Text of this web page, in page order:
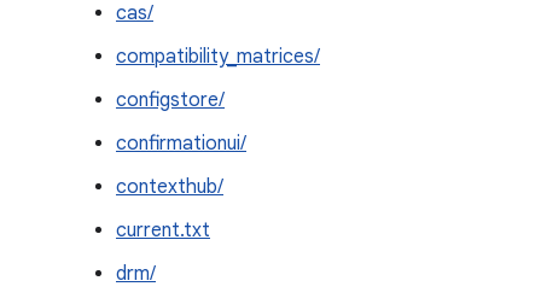
cas/
compatibility_matrices/
configstore/
confirmationui/
contexthub/
current.txt
drm/